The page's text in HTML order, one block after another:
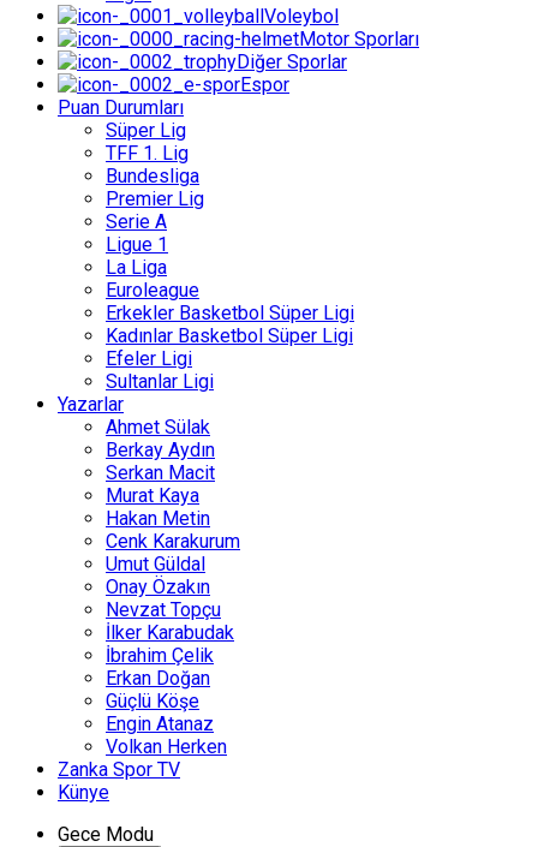
Voleybol
Motor Sporları
Diğer Sporlar
Espor
Puan Durumları
Süper Lig
TFF 1. Lig
Bundesliga
Premier Lig
Serie A
Ligue 1
La Liga
Euroleague
Erkekler Basketbol Süper Ligi
Kadınlar Basketbol Süper Ligi
Efeler Ligi
Sultanlar Ligi
Yazarlar
Ahmet Sülak
Berkay Aydın
Serkan Macit
Murat Kaya
Hakan Metin
Cenk Karakurum
Umut Güldal
Onay Özakın
Nevzat Topçu
İlker Karabudak
İbrahim Çelik
Erkan Doğan
Güçlü Köşe
Engin Atanaz
Volkan Herken
Zanka Spor TV
Künye
Gece Modu